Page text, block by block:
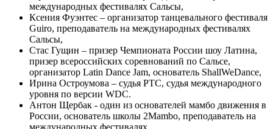
международных фестивалях Сальсы,
Ксения Фуэнтес – организатор танцевального фестиваля
Guiro, преподаватель на международных фестивалях
Сальсы,
Стас Гущин – призер Чемпионата России шоу Латина,
призер всероссийских соревнований по Сальсе,
организатор Latin Dance Jam, основатель ShallWeDance,
Ирина Остроумова – судья РТС, судья международного
уровня по версии WDC.
Антон Щербак - один из основателей мамбо движения в
России, основатель школы 2Mambo, преподаватель на